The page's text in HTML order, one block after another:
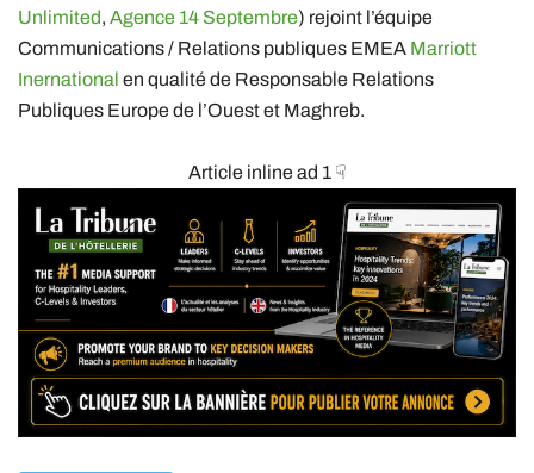
Unlimited, Agence 14 Septembre) rejoint l’équipe
Communications / Relations publiques EMEA Marriott
Inernational en qualité de Responsable Relations
Publiques Europe de l’Ouest et Maghreb.
Article inline ad 1 ☟